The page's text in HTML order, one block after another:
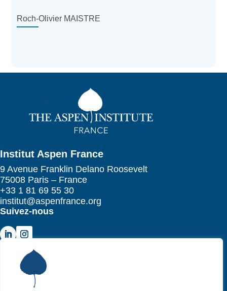
Roch-Olivier MAISTRE
Institut Aspen France
9 Avenue Franklin Delano Roosevelt
75008 Paris – France
+33 1 81 69 55 30
institut@aspenfrance.org
Suivez-nous
Institut Aspen France
Qui sommes-nous ?